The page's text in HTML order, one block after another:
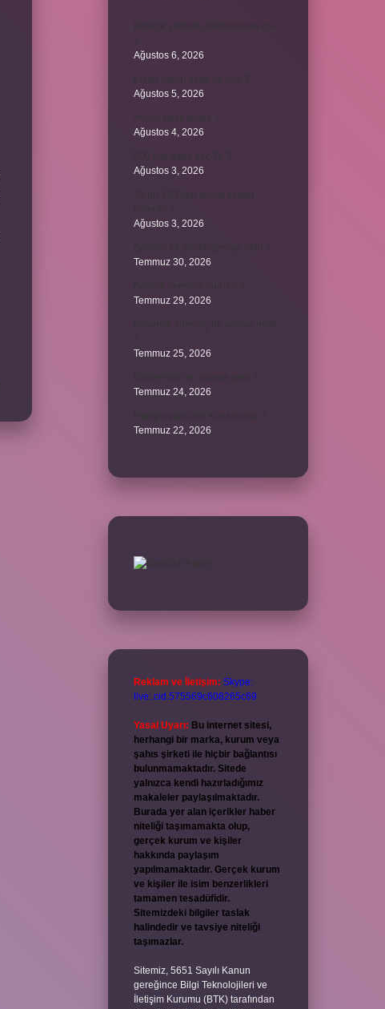
Ağustos 6, 2026
Ağustos 5, 2026
Ağustos 4, 2026
Ağustos 3, 2026
Ağustos 3, 2026
Temmuz 30, 2026
Temmuz 29, 2026
Temmuz 25, 2026
Temmuz 24, 2026
Temmuz 22, 2026
Reklam ve İletişim: Skype:
live:.cid.575569c608265c69
Yasal Uyarı: Bu internet sitesi,
herhangi bir marka, kurum veya
şahıs şirketi ile hiçbir bağlantısı
bulunmamaktadır. Sitede
yalnızca kendi hazırladığımız
makaleler paylaşılmaktadır.
Burada yer alan içerikler haber
niteliği taşımamakta olup,
gerçek kurum ve kişiler
hakkında paylaşım
yapılmamaktadır. Gerçek kurum
ve kişiler ile isim benzerlikleri
tamamen tesadüfidir.
Sitemizdeki bilgiler taslak
halindedir ve tavsiye niteliği
taşımazlar.
Sitemiz, 5651 Sayılı Kanun
gereğince Bilgi Teknolojileri ve
İletişim Kurumu (BTK) tarafından